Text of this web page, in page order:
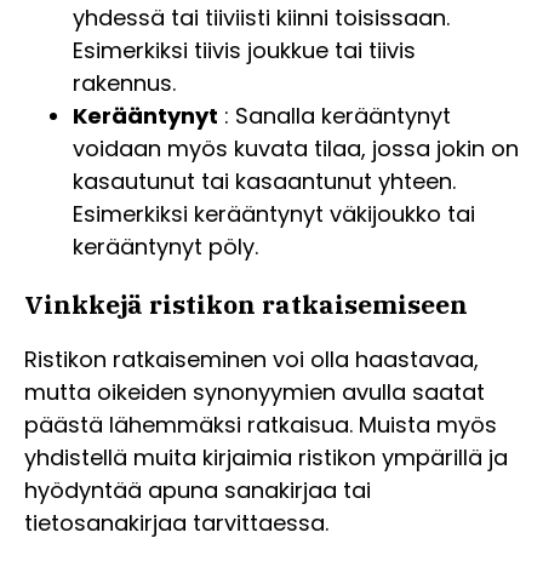
yhdessä tai tiiviisti kiinni toisissaan.
Esimerkiksi tiivis joukkue tai tiivis
rakennus.
Kerääntynyt : Sanalla kerääntynyt
voidaan myös kuvata tilaa, jossa jokin on
kasautunut tai kasaantunut yhteen.
Esimerkiksi kerääntynyt väkijoukko tai
kerääntynyt pöly.
Vinkkejä ristikon ratkaisemiseen
Ristikon ratkaiseminen voi olla haastavaa,
mutta oikeiden synonyymien avulla saatat
päästä lähemmäksi ratkaisua. Muista myös
yhdistellä muita kirjaimia ristikon ympärillä ja
hyödyntää apuna sanakirjaa tai
tietosanakirjaa tarvittaessa.